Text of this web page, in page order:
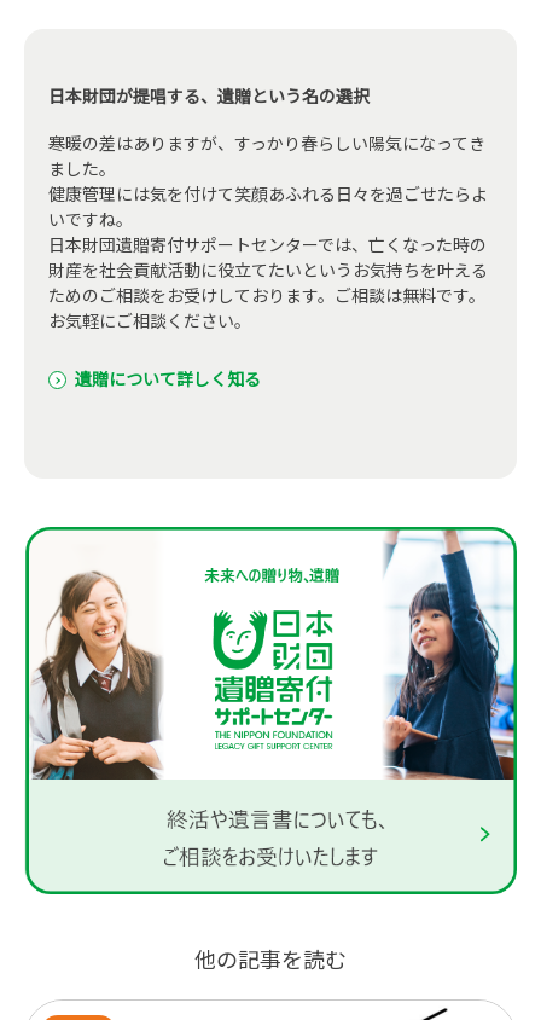
日本財団が提唱する、遺贈という名の選択
寒暖の差はありますが、すっかり春らしい陽気になってき
ました。
健康管理には気を付けて笑顔あふれる日々を過ごせたらよ
いですね。
日本財団遺贈寄付サポートセンターでは、亡くなった時の
財産を社会貢献活動に役立てたいというお気持ちを叶える
ためのご相談をお受けしております。ご相談は無料です。
お気軽にご相談ください。
遺贈について詳しく知る
他の記事を読む